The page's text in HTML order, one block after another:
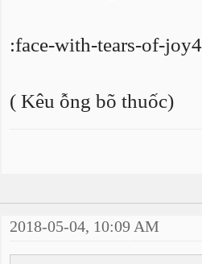
:face-with-tears-of-
( Kêu ỗng bõ thuốc)
2018-05-04, 10:09 AM